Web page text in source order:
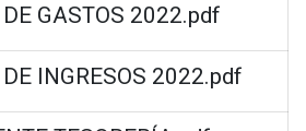
DE GASTOS 2022.pdf
DE INGRESOS 2022.pdf